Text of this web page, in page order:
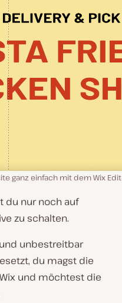
ganz einfach mit dem Wix
du nur noch auf
zu schalten.
unbestreitbar
du magst die
und möchtest die